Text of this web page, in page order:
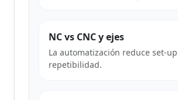
NC vs CNC y ejes
La automatización reduce set-
repetibilidad.